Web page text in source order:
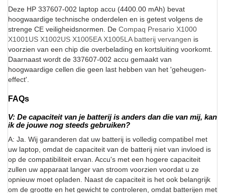
Deze HP 337607-002 laptop accu (4400.00 mAh) bevat
hoogwaardige technische onderdelen en is getest volgens de
strenge CE veiligheidsnormen. De Compaq Presario X1000
X1001US X1002US X1005EA X1005LA batterij vervangen is
voorzien van een chip die overbelading en kortsluiting voorkomt.
Daarnaast wordt de 337607-002 accu gemaakt van
hoogwaardige cellen die geen last hebben van het 'geheugen-
effect'.
FAQs
V: De capaciteit van je batterij is anders dan die van mij, kan
ik de jouwe nog steeds gebruiken?
A: Ja. Wij garanderen dat uw batterij is volledig compatibel met
uw laptop, omdat de capaciteit van de batterij niet van invloed is
op de compatibiliteit ervan. Accu's met een hogere capaciteit
zullen uw apparaat langer van stroom voorzien voordat u ze
opnieuw moet opladen. Naast de capaciteit is het ook belangrijk
om de grootte en het gewicht te controleren, omdat batterijen met